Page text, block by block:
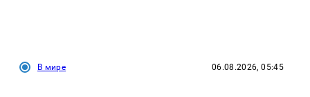
В мире 06.08.2026, 05:45